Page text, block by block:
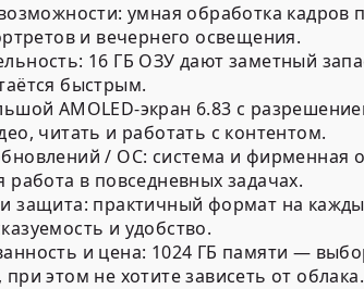
умная обработка
и вечернего освещения.
16 ГБ ОЗУ дают заметный
быстрым.
AMOLED-экран 6.83 с
читать и работать с контентом.
/ ОС: система и фирменная
работа в повседневных задачах.
защита: практичный формат на
и удобство.
и цена: 1024 ГБ памяти —
этом не хотите зависеть от